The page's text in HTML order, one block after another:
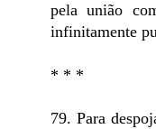
pela união
infinitamente
* * *
79. Para